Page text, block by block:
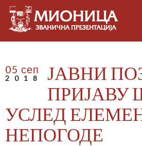
05 сеп
2018
ЈАВНИ
ПРИЈАВУ
УСЛЕД
НЕПОГОДЕ